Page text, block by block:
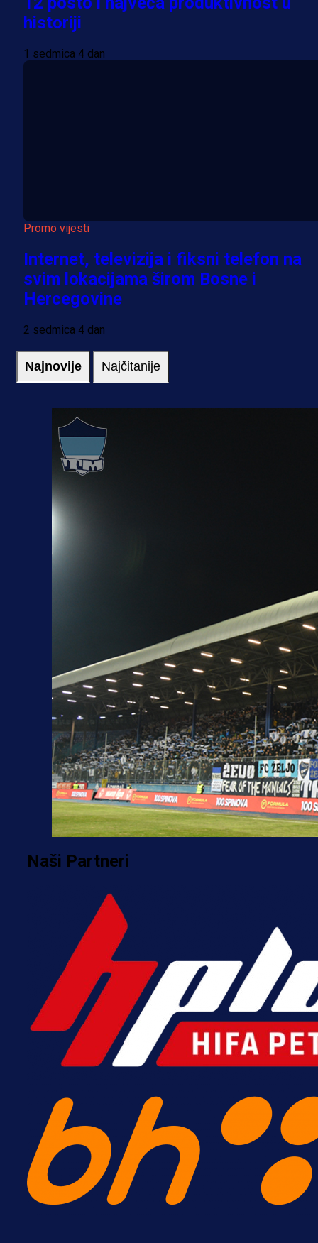
historiji
1 sedmica 4 dan
Promo vijesti
Internet, televizija i fiksni telefon na
svim lokacijama širom Bosne i
Hercegovine
2 sedmica 4 dan
Najnovije Najčitanije
Premijer liga BiH
Grbavica se prisjetila Izeta
Manijaci razvili posebnu parolu!
33 min 31 sekunda
Naši Partneri